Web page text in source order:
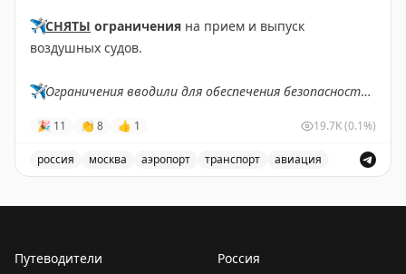
Heathrow Terminal 4. Рекомендуется подписаться на
еженедельную рассылку для получения полной
авиакомпаний.
✈️СНЯТЫ ограничения на прием и выпуск
воздушных судов.
✈️Ограничения вводили для обеспечения безопасности
✈️ Говорит Росавиация| MAX
🎉 11 👏 8 👍 1 19.7K(0.1%)
россия москва аэропорт транспорт авиация
Путеводители
Россия